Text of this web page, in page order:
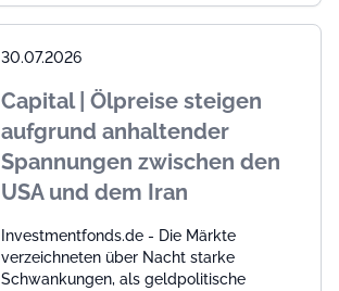
30.07.2026
Capital | Ölpreise steigen
aufgrund anhaltender
Spannungen zwischen den
USA und dem Iran
Investmentfonds.de - Die Märkte
verzeichneten über Nacht starke
Schwankungen, als geldpolitische